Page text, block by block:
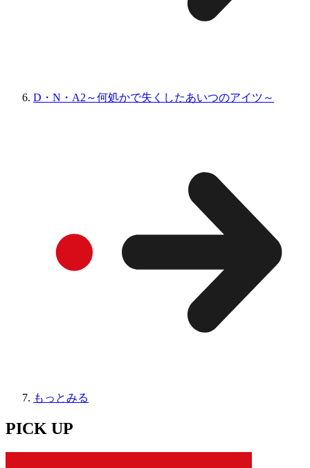
D・N・A2～何処かで失くしたあいつのアイツ～
もっとみる
PICK UP